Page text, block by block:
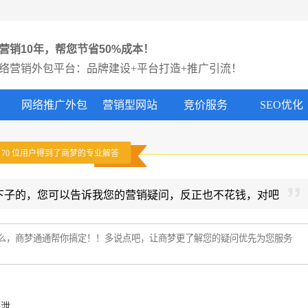
销10年，帮您节省50%成本！
营销外包平台：品牌建设+平台打造+推广引流！
网络推广外包 营销型网站 竞价服务 SEO优化
70位用户得到了商梦的专业解答
的，您可以告诉我您的营销疑问，反正也不花钱，对吧